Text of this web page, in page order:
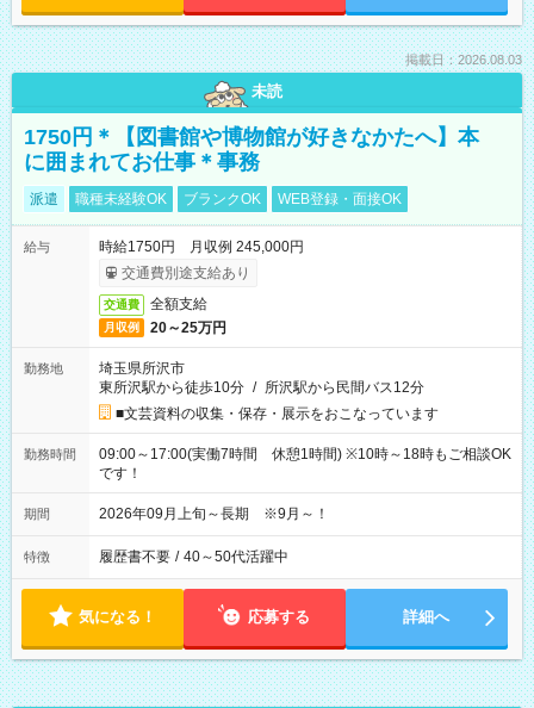
掲載日：2026.08.03
未読
1750円＊【図書館や博物館が好きなかたへ】本
に囲まれてお仕事＊事務
派遣 職種未経験OK ブランクOK WEB登録・面接OK
給与
時給1750円 月収例 245,000円
交通費別途支給あり
交通費 全額支給
月収例 20～25万円
勤務地
埼玉県所沢市
東所沢駅から徒歩10分 / 所沢駅から民間バス12分
■文芸資料の収集・保存・展示をおこなっています
勤務時間
09:00～17:00(実働7時間 休憩1時間) ※10時～18時もご相談OK
です！
期間 2026年09月上旬～長期 ※9月～！
特徴 履歴書不要 / 40～50代活躍中
気になる！ 応募する 詳細へ